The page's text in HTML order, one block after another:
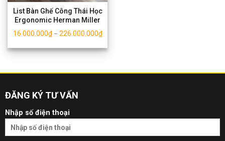
List Bàn Ghế Công Thái Học
Ergonomic Herman Miller
16.000.000₫– 226.000.000₫
ĐĂNG KÝ TƯ VẤN
Nhập số điện thoại